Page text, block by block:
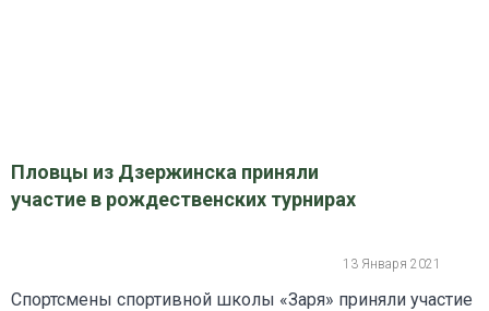
Пловцы из Дзержинска приняли
участие в рождественских турнирах
13 Января 2021
Спортсмены спортивной школы «Заря» приняли участие